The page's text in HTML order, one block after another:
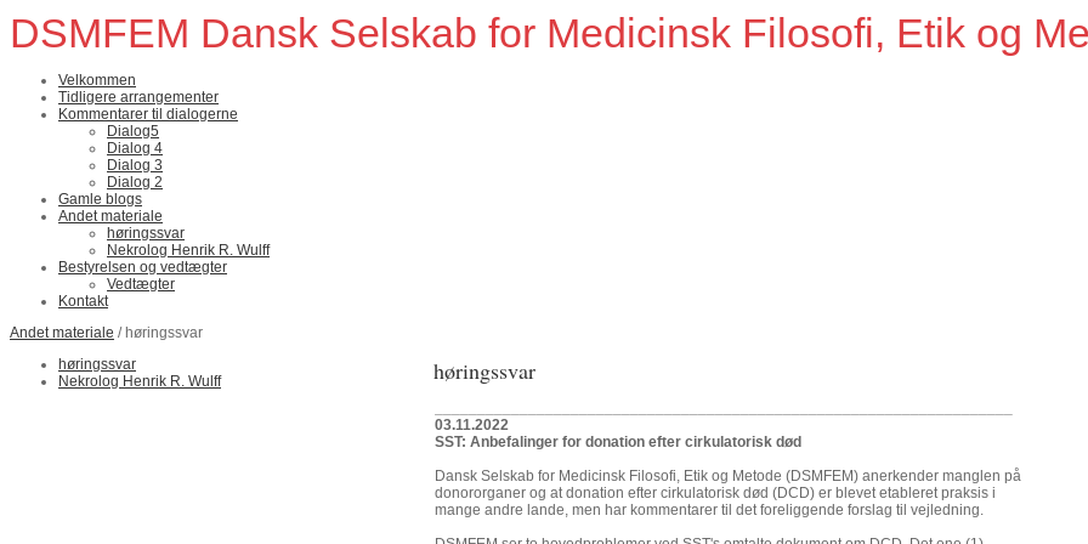
DSMFEM Dansk Selskab for Medicinsk Filosofi, Etik og
Velkommen
Tidligere arrangementer
Kommentarer til dialogerne
Dialog5
Dialog 4
Dialog 3
Dialog 2
Gamle blogs
Andet materiale
høringssvar
Nekrolog Henrik R. Wulff
Bestyrelsen og vedtægter
Vedtægter
Kontakt
Andet materiale / høringssvar
høringssvar
Nekrolog Henrik R. Wulff
høringssvar
03.11.2022
SST: Anbefalinger for donation efter cirkulatorisk død
Dansk Selskab for Medicinsk Filosofi, Etik og Metode (DSMFEM) anerkender manglen på
donororganer og at donation efter cirkulatorisk død (DCD) er blevet etableret praksis i
mange andre lande, men har kommentarer til det foreliggende forslag til vejledning.